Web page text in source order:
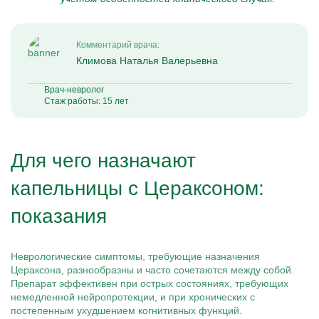
Комментарий врача:
Климова Наталья Валерьевна
Врач-невролог
Стаж работы: 15 лет
Для чего назначают
капельницы с Цераксоном:
показания
Неврологические симптомы, требующие назначения
Цераксона, разнообразны и часто сочетаются между собой.
Препарат эффективен при острых состояниях, требующих
немедленной нейропротекции, и при хронических с
постепенным ухудшением когнитивных функций.